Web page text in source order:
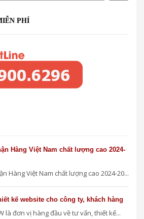
PHÍ
Hàng Việt Nam chất lượng cao 2024-
Hàng Việt Nam chất lượng cao 2024-20...
kế website cho công ty, khách hàng
là đơn vị hàng đầu về tư vấn, thiết kế...